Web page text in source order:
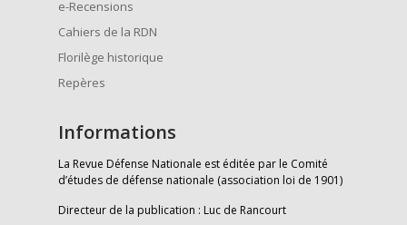
e-Recensions
Cahiers de la RDN
Florilège historique
Repères
Informations
La Revue Défense Nationale est éditée par le Comité
d’études de défense nationale (association loi de 1901)
Directeur de la publication : Luc de Rancourt